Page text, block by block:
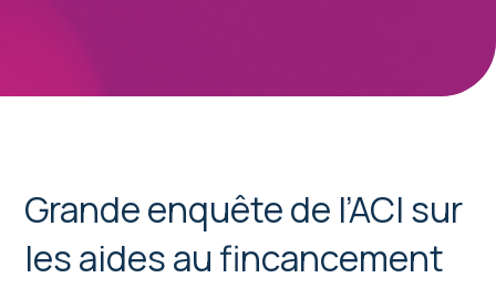
Grande enquête de l’ACI sur
les aides au fincancement